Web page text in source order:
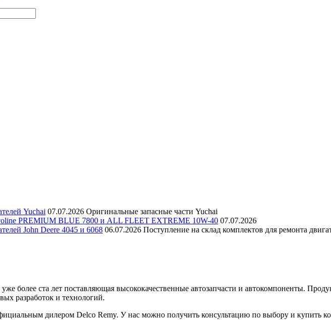
Yuchai 07.07.2026 Оригинальные запасные части Yuchai
PREMIUM BLUE 7800 и ALL FLEET EXTREME 10W-40 07.07.2026
John Deere 4045 и 6068 06.07.2026 Поступление на склад комплектов для ремонта
более ста лет поставляющая высококачественные автозапчасти и автокомпоненты.
разработок и технологий.
дилером Delco Remy. У нас можно получить консультацию по выбору и купить